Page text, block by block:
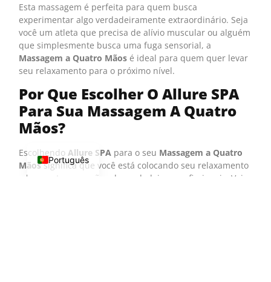
Esta massagem é perfeita para quem busca
experimentar algo verdadeiramente extraordinário. Seja
você um atleta que precisa de alívio muscular ou alguém
que simplesmente busca uma fuga sensorial, a
Massagem a Quatro Mãos é ideal para quem quer levar
seu relaxamento para o próximo nível.
Por Que Escolher O Allure SPA
Para Sua Massagem A Quatro
Mãos?
EscolhendoAllure SPA para o seu Massagem a Quatro
Mãossignifica que você está colocando seu relaxamento
e bem-estar nas mãos de verdadeiros profissionais. Veja
Português